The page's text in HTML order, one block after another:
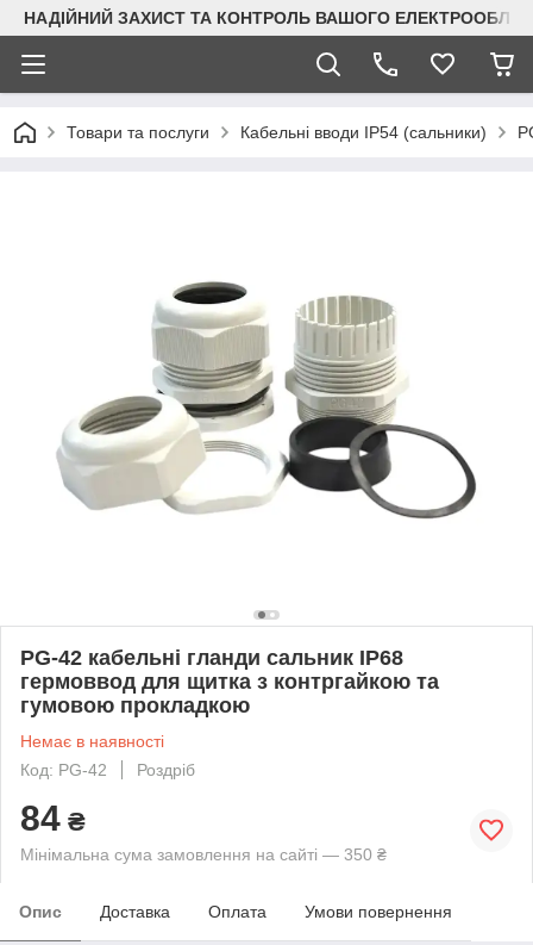
НАДІЙНИЙ ЗАХИСТ ТА КОНТРОЛЬ ВАШОГО
Товари та послуги Кабельні вводи IP54 (сальники)
PG-42 кабельні гланди сальник IP68
гермоввод для щитка з контргайкою та
гумовою прокладкою
Немає в наявності
Код: PG-42
Роздріб
84 ₴
Мінімальна сума замовлення на сайті — 350 ₴
Опис Доставка Оплата Умови повернення